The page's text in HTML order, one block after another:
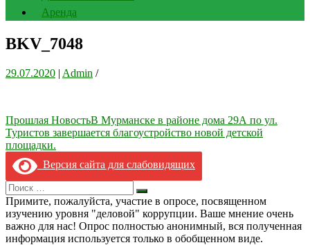
Аренда
BKV_7048
29.07.2020 | Admin /
Навигация
по
записям
Прошлая НовостьВ Мурманске в районе дома 29А по ул.
Туристов завершается благоустройство новой детской
площадки.
Версия сайта для слабовидящих
Search
for:
Искать
Примите, пожалуйста, участие в опросе, посвященном
изучению уровня "деловой" коррупции. Ваше мнение очень
важно для нас! Опрос полностью анонимный, вся полученная
информация используется только в обобщенном виде.